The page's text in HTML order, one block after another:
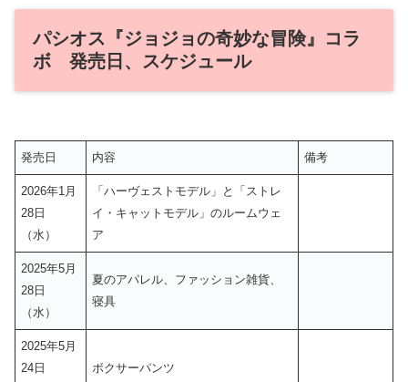
パシオス『ジョジョの奇妙な冒険』コラ
ボ 発売日、スケジュール
発売日 内容 備考
2026年1月
28日
（水）
「ハーヴェストモデル」と「ストレ
イ・キャットモデル」のルームウェ
ア
2025年5月
28日
（水）
夏のアパレル、ファッション雑貨、
寝具
2025年5月
24日
ボクサーパンツ